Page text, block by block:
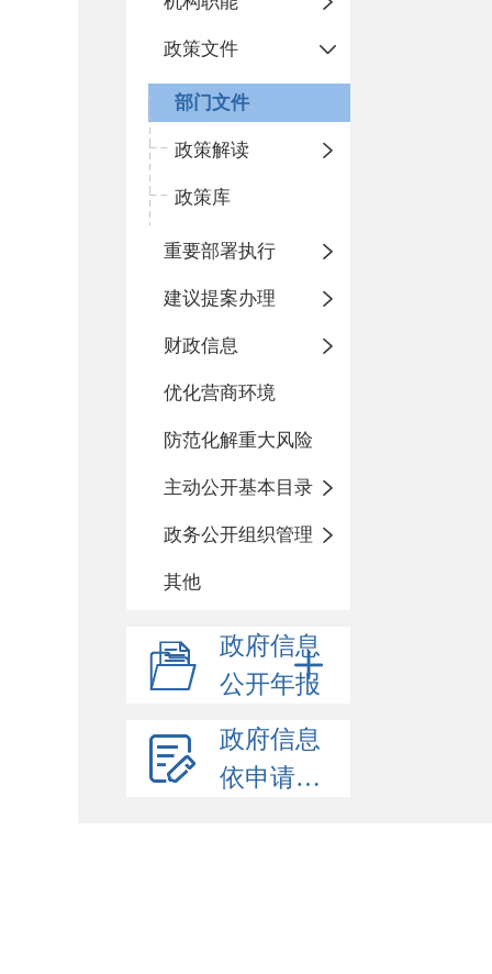
政策文件
部门文件
政策解读
政策库
重要部署执行
建议提案办理
财政信息
优化营商环境
防范化解重大风险
主动公开基本目录
政务公开组织管理
其他
政府信息
公开年报
政府信息
依申请公开